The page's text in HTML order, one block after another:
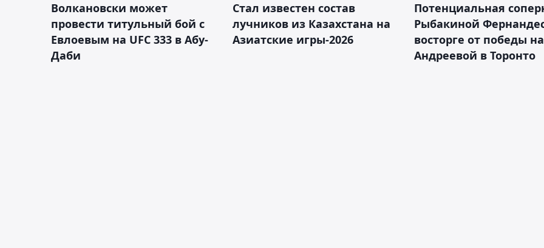
Волкановски может
провести титульный бой с
Евлоевым на UFC 333 в Абу-
Даби
Стал известен состав
лучников из Казахстана на
Азиатские игры-2026
Потенциальная
Рыбакиной
восторге от победы
Андреевой в Торонто